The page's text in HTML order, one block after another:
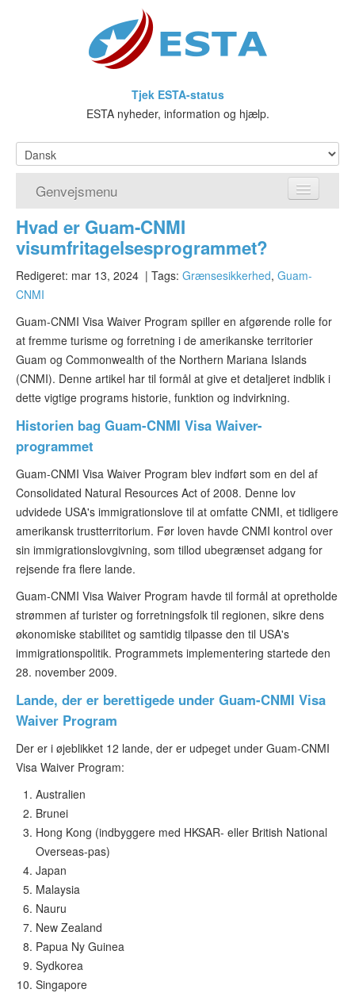
Tjek ESTA-status
ESTA nyheder, information og hjælp.
Genvejsmenu
Hjem
Ansøg om ESTA
Visumfritagelsesprogrammet
ESTA-status
Artikler
Kontakt
Hvad er Guam-CNMI
visumfritagelsesprogrammet?
Redigeret: mar 13, 2024 | Tags: Grænsesikkerhed, Guam-
CNMI
Guam-CNMI Visa Waiver Program spiller en afgørende rolle for
at fremme turisme og forretning i de amerikanske territorier
Guam og Commonwealth of the Northern Mariana Islands
(CNMI). Denne artikel har til formål at give et detaljeret indblik i
dette vigtige programs historie, funktion og indvirkning.
Historien bag Guam-CNMI Visa Waiver-
programmet
Guam-CNMI Visa Waiver Program blev indført som en del af
Consolidated Natural Resources Act of 2008. Denne lov
udvidede USA's immigrationslove til at omfatte CNMI, et tidligere
amerikansk trustterritorium. Før loven havde CNMI kontrol over
sin immigrationslovgivning, som tillod ubegrænset adgang for
rejsende fra flere lande.
Guam-CNMI Visa Waiver Program havde til formål at opretholde
strømmen af turister og forretningsfolk til regionen, sikre dens
økonomiske stabilitet og samtidig tilpasse den til USA's
immigrationspolitik. Programmets implementering startede den
28. november 2009.
Lande, der er berettigede under Guam-CNMI Visa
Waiver Program
Der er i øjeblikket 12 lande, der er udpeget under Guam-CNMI
Visa Waiver Program:
Australien
Brunei
Hong Kong (indbyggere med HKSAR- eller British National
Overseas-pas)
Japan
Malaysia
Nauru
New Zealand
Papua Ny Guinea
Sydkorea
Singapore